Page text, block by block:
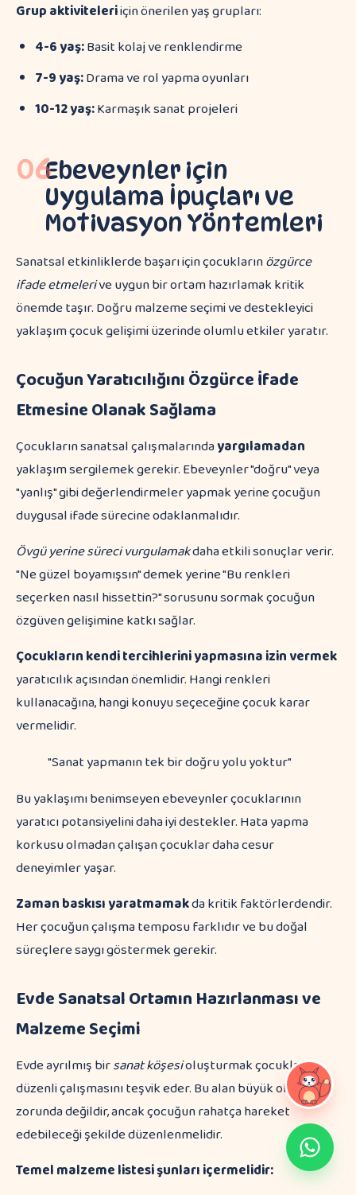
Grup aktiviteleriiçin önerilen yaş grupları:
4-6 yaş:Basit kolaj ve renklendirme
7-9 yaş:Drama ve rol yapma oyunları
10-12 yaş:Karmaşık sanat projeleri
06Ebeveynler için
Uygulama İpuçları ve
Motivasyon Yöntemleri
Sanatsal etkinliklerde başarı için çocuklarınözgürce
ifade etmelerive uygun bir ortam hazırlamak kritik
önemde taşır. Doğru malzeme seçimi ve destekleyici
yaklaşım çocuk gelişimi üzerinde olumlu etkiler yaratır.
Çocuğun Yaratıcılığını Özgürce İfade
Etmesine Olanak Sağlama
Çocukların sanatsal çalışmalarındayargılamadan
yaklaşım sergilemek gerekir. Ebeveynler "doğru" veya
"yanlış" gibi değerlendirmeler yapmak yerine çocuğun
duygusal ifade sürecine odaklanmalıdır.
Övgü yerine süreci vurgulamakdaha etkili sonuçlar verir.
"Ne güzel boyamışsın" demek yerine "Bu renkleri
seçerken nasıl hissettin?" sorusunu sormak çocuğun
özgüven gelişimine katkı sağlar.
Çocukların kendi tercihlerini yapmasına izin vermek
yaratıcılık açısından önemlidir. Hangi renkleri
kullanacağına, hangi konuyu seçeceğine çocuk karar
vermelidir.
"Sanat yapmanın tek bir doğru yolu yoktur"
Bu yaklaşımı benimseyen ebeveynler çocuklarının
yaratıcı potansiyelini daha iyi destekler. Hata yapma
korkusu olmadan çalışan çocuklar daha cesur
deneyimler yaşar.
Zaman baskısı yaratmamakda kritik faktörlerdendir.
Her çocuğun çalışma temposu farklıdır ve bu doğal
süreçlere saygı göstermek gerekir.
Evde Sanatsal Ortamın Hazırlanması ve
Malzeme Seçimi
Evde ayrılmış birsanat köşesioluşturmak çocukların
düzenli çalışmasını teşvik eder. Bu alan büyük olmak
zorunda değildir, ancak çocuğun rahatça hareket
edebileceği şekilde düzenlenmelidir.
Temel malzeme listesi şunları içermelidir: